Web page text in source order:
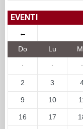
EVENTI
←
Do Lu
· · ·
2 3
9 10
16 17